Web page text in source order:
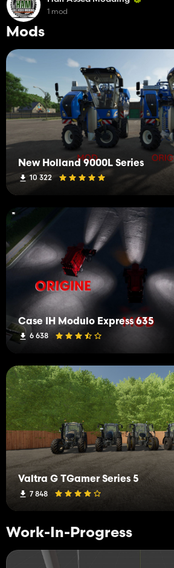
Mods
New Holland 9000L Series
10 322
Case IH Modulo Express 635
6 638
Valtra G TGamer Series 5
7 848
Work-In-Progress
1 mod